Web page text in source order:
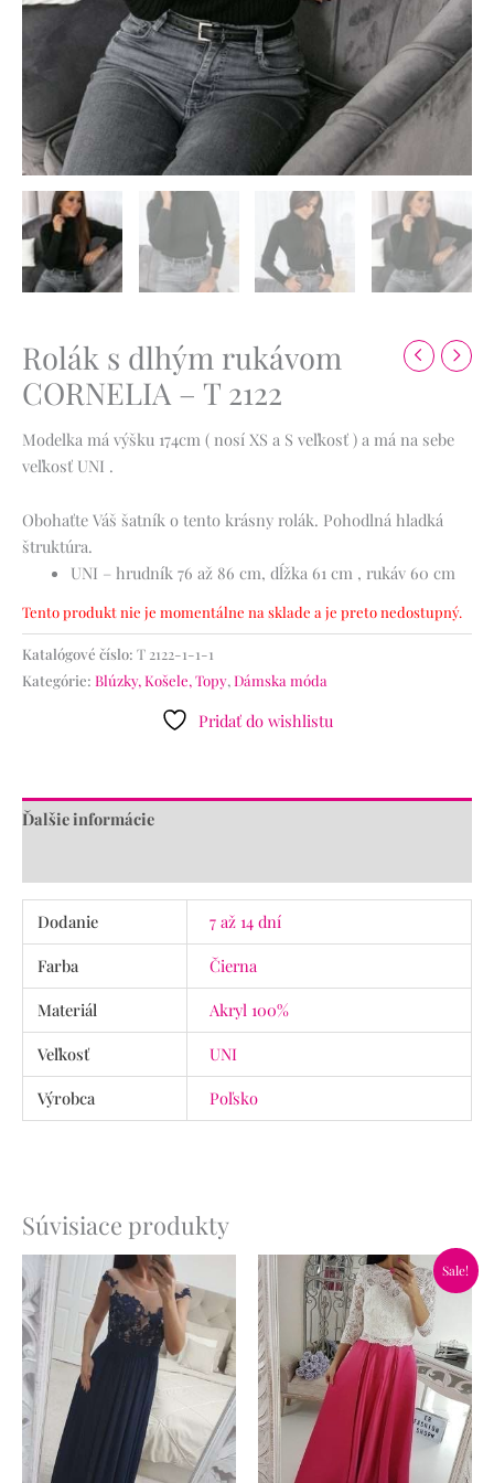
Rolák s dlhým rukávom
CORNELIA – T 2122
Modelka má výšku 174cm ( nosí XS a S veľkosť ) a má na sebe
veľkosť UNI .
Obohaťte Váš šatník o tento krásny rolák. Pohodlná hladká
štruktúra.
UNI – hrudník 76 až 86 cm, dĺžka 61 cm , rukáv 60 cm
Tento produkt nie je momentálne na sklade a je preto nedostupný.
Katalógové číslo: T 2122-1-1-1
Kategórie: Blúzky, Košele, Topy,Dámska móda
Pridať do wishlistu
Ďalšie informácie
Dodanie
7 až 14 dní
Farba
Čierna
Materiál
Akryl 100%
Veľkosť
UNI
Výrobca
Poľsko
Súvisiace produkty
Sale!
Pôvodná
cena
bola:
65.90€.
Aktuálna
cena
je:
46.90€.